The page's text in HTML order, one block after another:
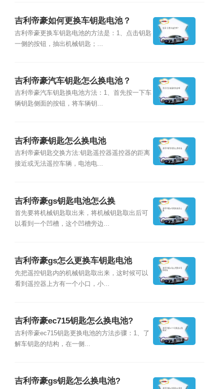
吉利帝豪如何更换车钥匙电池？
吉利帝豪更换车钥匙电池的方法是：1、点击钥匙
一侧的按钮，抽出机械钥匙；...
吉利帝豪汽车钥匙怎么换电池？
吉利帝豪汽车钥匙换电池方法：1、首先按一下车
辆钥匙侧面的按钮，将车辆钥...
吉利帝豪钥匙怎么换电池
吉利帝豪钥匙交换方法:钥匙遥控器遥控器的距离
接近或无法遥控车辆，电池电...
吉利帝豪gs钥匙电池怎么换
首先要将机械钥匙取出来，将机械钥匙取出后可
以看到一个凹槽，这个凹槽旁边...
吉利帝豪gs怎么更换车钥匙电池
先把遥控钥匙内的机械钥匙取出来，这时候可以
看到遥控器上方有一个小口，小...
吉利帝豪ec715钥匙怎么换电池?
吉利帝豪ec715钥匙更换电池的方法步骤：1、了
解车钥匙的结构，在一侧...
吉利帝豪gs钥匙怎么换电池?